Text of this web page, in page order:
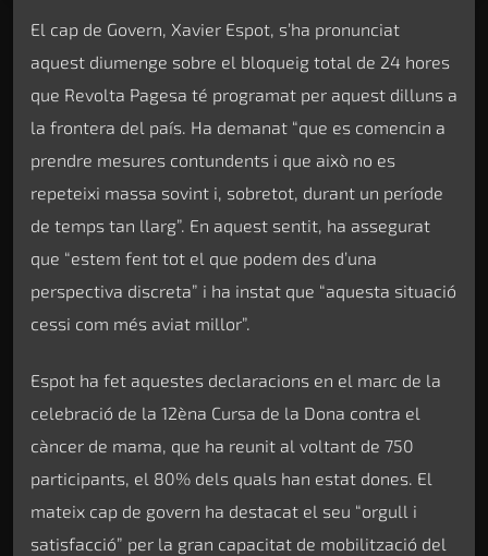
El cap de Govern, Xavier Espot, s’ha pronunciat
aquest diumenge sobre el bloqueig total de 24 hores
que Revolta Pagesa té programat per aquest dilluns a
la frontera del país. Ha demanat “que es comencin a
prendre mesures contundents i que això no es
repeteixi massa sovint i, sobretot, durant un període
de temps tan llarg”. En aquest sentit, ha assegurat
que “estem fent tot el que podem des d’una
perspectiva discreta” i ha instat que “aquesta situació
cessi com més aviat millor”.
Espot ha fet aquestes declaracions en el marc de la
celebració de la 12èna Cursa de la Dona contra el
càncer de mama, que ha reunit al voltant de 750
participants, el 80% dels quals han estat dones. El
mateix cap de govern ha destacat el seu “orgull i
satisfacció” per la gran capacitat de mobilització del